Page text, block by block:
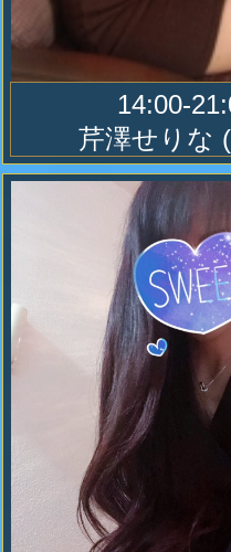
新設コース
60分+60分
３名のセラピ
屋の方でも途
らお寛ぎ頂け
2019.12.12
Twitterの表
10 2023.03.1
換気扇(営業中
け換気・次亜
マクラスター
ます。
タオルの使い
1010 2023.3.1
サイズは？紙
Tバック M/ L
トランクスタ
各種のタイプ
14:00-
芹澤せりな